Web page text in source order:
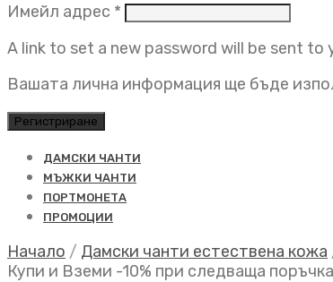
Имейл адрес * Задължително
A link to set a new password will be sent to
Вашата лична информация ще бъде
Регистриране
ДАМСКИ ЧАНТИ
МЪЖКИ ЧАНТИ
ПОРТМОНЕТА
ПРОМОЦИИ
Начало / Дамски чанти естествена кожа
Купи и Вземи -10% при следваща